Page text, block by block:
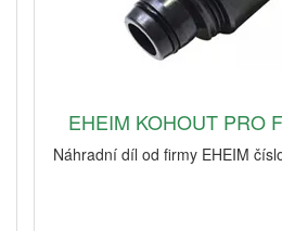
EHEIM KOHOUT PRO
Náhradní díl od firmy EHEIM